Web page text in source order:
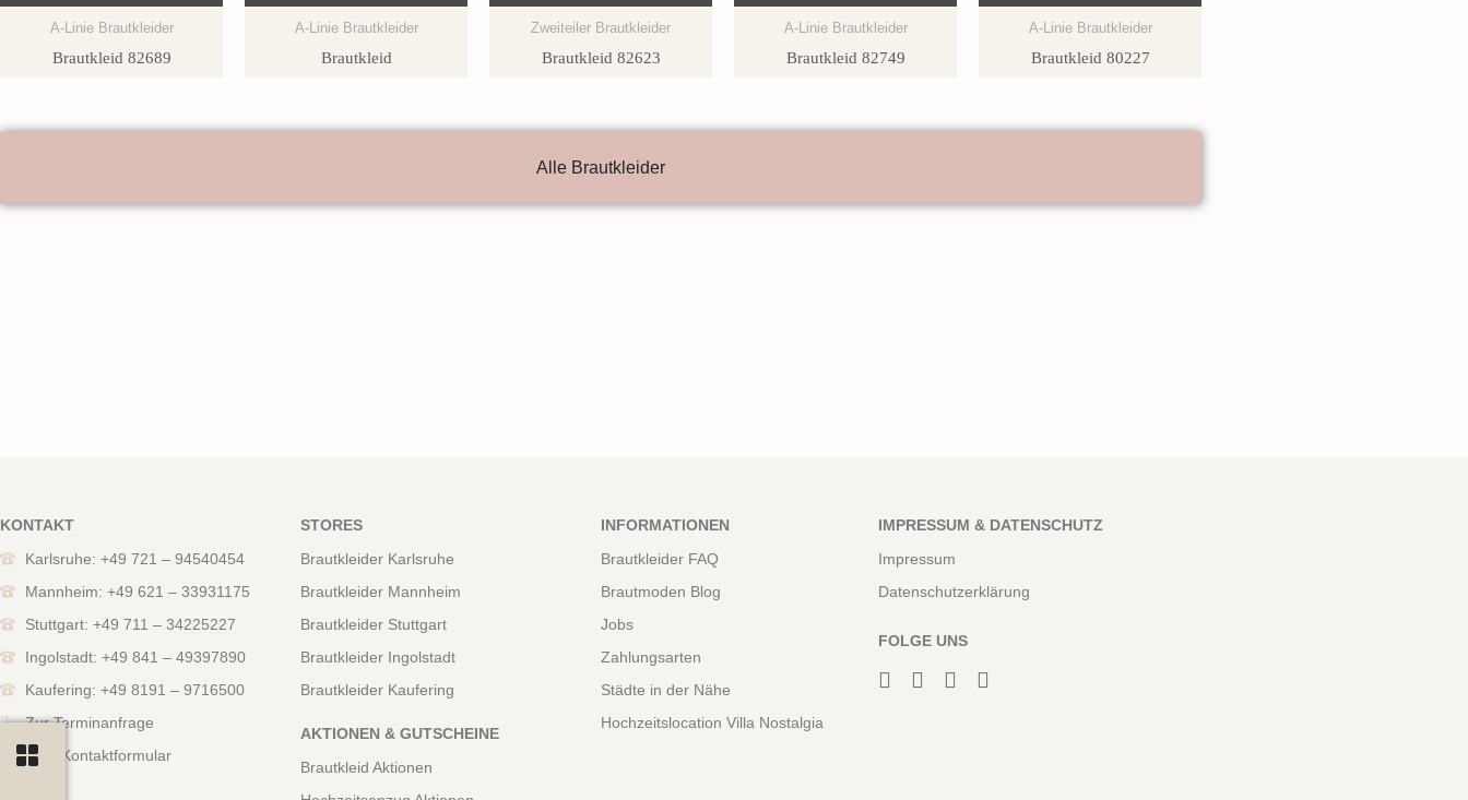
A-Linie Brautkleider
Brautkleid 82689
A-Linie Brautkleider
Brautkleid
Zweiteiler Brautkleider
Brautkleid 82623
A-Linie Brautkleider
Brautkleid 82749
A-Linie Brautkleider
Brautkleid 80227
Alle Brautkleider
KONTAKT
Karlsruhe: +49 721 – 94540454
Mannheim: +49 621 – 33931175
Stuttgart: +49 711 – 34225227
Ingolstadt: +49 841 – 49397890
Kaufering: +49 8191 – 9716500
Zur Terminanfrage
Zum Kontaktformular
STORES
Brautkleider Karlsruhe
Brautkleider Mannheim
Brautkleider Stuttgart
Brautkleider Ingolstadt
Brautkleider Kaufering
AKTIONEN & GUTSCHEINE
Brautkleid Aktionen
INFORMATIONEN
Brautkleider FAQ
Brautmoden Blog
Jobs
Zahlungsarten
Städte in der Nähe
Hochzeitslocation Villa Nostalgia
IMPRESSUM & DATENSCHUTZ
Impressum
Datenschutzerklärung
FOLGE UNS